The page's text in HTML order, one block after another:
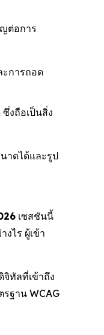
ต่อการ
ะการถอด
งถือเป็นสิ่ง
าดได้และรูป
เซสชันนี้
ไร ผู้เข้า
ทัลที่เข้าถึง
ฐาน WCAG